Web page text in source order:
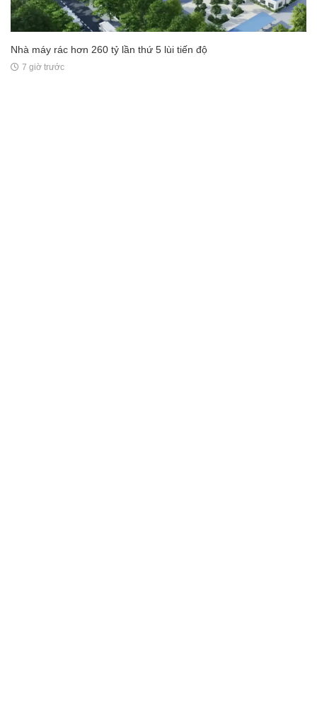
Nhà máy rác hơn 260 tỷ lần thứ 5 lùi tiến độ
7 giờ trước